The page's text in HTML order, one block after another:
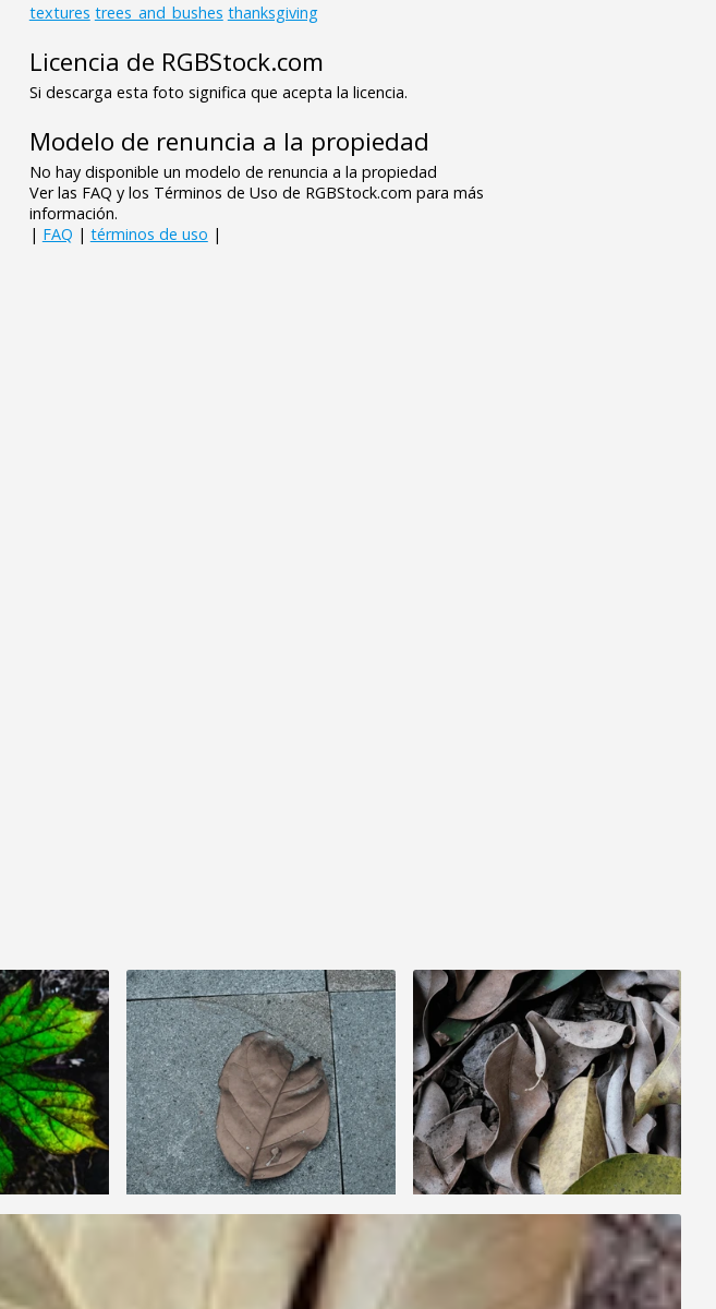
textures trees_and_bushes thanksgiving
Licencia de RGBStock.com
Si descarga esta foto significa que acepta la licencia.
Modelo de renuncia a la propiedad
No hay disponible un modelo de renuncia a la propiedad
Ver las FAQ y los Términos de Uso de RGBStock.com para más
información.
| FAQ | términos de uso |